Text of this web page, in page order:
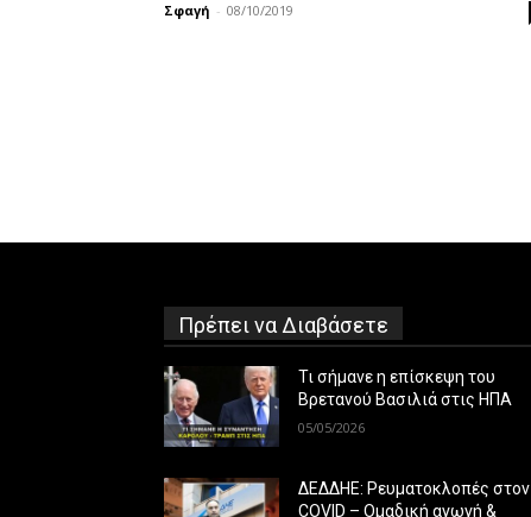
Σφαγή - 08/10/2019
Πρέπει να Διαβάσετε
Τι σήμανε η επίσκεψη του
Βρετανού Βασιλιά στις ΗΠΑ
05/05/2026
ΔΕΔΔΗΕ: Ρευματοκλοπές στον
COVID – Ομαδική αγωγή &